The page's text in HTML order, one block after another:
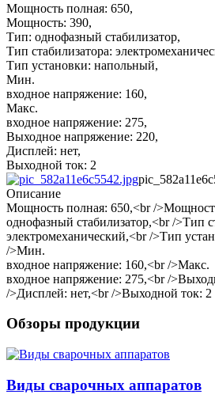
Мощность полная: 650,
Мощность: 390,
Тип: однофазный стабилизатор,
Тип стабилизатора:
Тип установки: напольный,
Мин.
входное напряжение: 160,
Макс.
входное напряжение: 275,
Выходное напряжение: 220,
Дисплей: нет,
Выходной ток: 2
Описание
Мощность полная: 650,<br /
однофазный стабилизатор,<br />Тип
электромеханический,<br />Тип
/>Мин.
входное напряжение: 160,<br />Макс.
входное напряжение: 275,<br /
/>Дисплей: нет,<br />Выходной ток: 2
Обзоры продукции
Виды сварочных аппаратов